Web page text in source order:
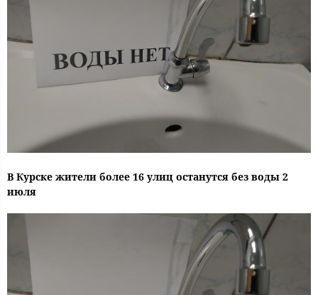
В Курске жители более 16 улиц останутся без воды 2
июля